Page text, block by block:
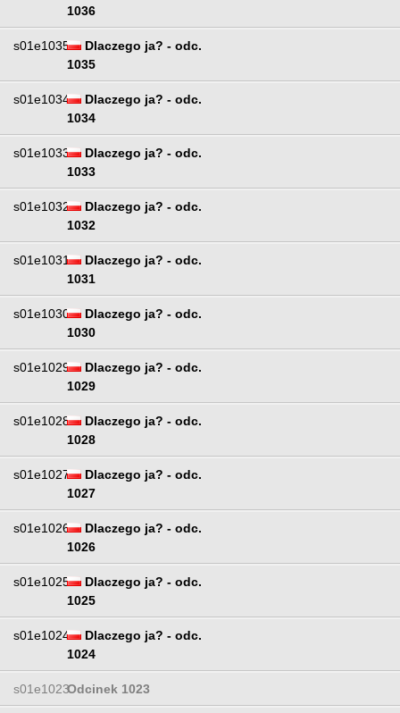
1036
s01e1035
Dlaczego ja? - odc.
1035
s01e1034
Dlaczego ja? - odc.
1034
s01e1033
Dlaczego ja? - odc.
1033
s01e1032
Dlaczego ja? - odc.
1032
s01e1031
Dlaczego ja? - odc.
1031
s01e1030
Dlaczego ja? - odc.
1030
s01e1029
Dlaczego ja? - odc.
1029
s01e1028
Dlaczego ja? - odc.
1028
s01e1027
Dlaczego ja? - odc.
1027
s01e1026
Dlaczego ja? - odc.
1026
s01e1025
Dlaczego ja? - odc.
1025
s01e1024
Dlaczego ja? - odc.
1024
s01e1023Odcinek 1023